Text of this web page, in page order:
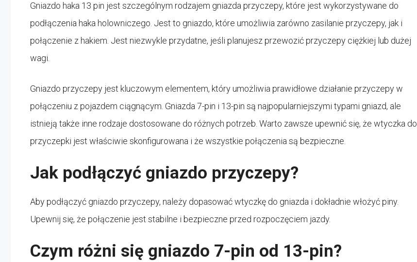
Gniazdo haka 13 pin jest szczególnym rodzajem gniazda przyczepy, które jest wykorzystywane do
podłączenia haka holowniczego. Jest to gniazdo, które umożliwia zarówno zasilanie przyczepy, jak i
połączenie z hakiem. Jest niezwykle przydatne, jeśli planujesz przewozić przyczepy ciężkiej lub dużej
wagi.
Gniazdo przyczepy jest kluczowym elementem, który umożliwia prawidłowe działanie przyczepy w
połączeniu z pojazdem ciągnącym. Gniazda 7-pin i 13-pin są najpopularniejszymi typami gniazd, ale
istnieją także inne rodzaje dostosowane do różnych potrzeb. Warto zawsze upewnić się, że wtyczka do
przyczepki jest właściwie skonfigurowana i że wszystkie połączenia są bezpieczne.
Jak podłączyć gniazdo przyczepy?
Aby podłączyć gniazdo przyczepy, należy dopasować wtyczkę do gniazda i dokładnie włożyć piny.
Upewnij się, że połączenie jest stabilne i bezpieczne przed rozpoczęciem jazdy.
Czym różni się gniazdo 7-pin od 13-pin?